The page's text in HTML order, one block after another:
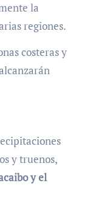
la
regiones.
costeras y
y truenos,
y el